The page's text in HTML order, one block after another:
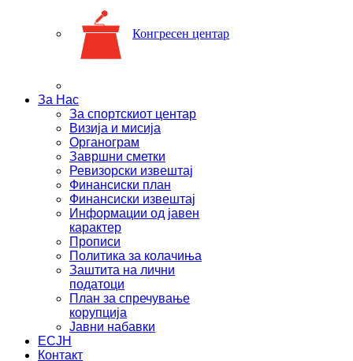
Конгресен центар
За Нас
За спортскиот центар
Визија и мисија
Органограм
Завршни сметки
Ревизорски извештај
Финансиски план
Финансиски извештај
Информации од јавен
карактер
Прописи
Политика за колачиња
Заштита на лични
податоци
План за спречување
корупција
Јавни набавки
ЕСЈН
Контакт